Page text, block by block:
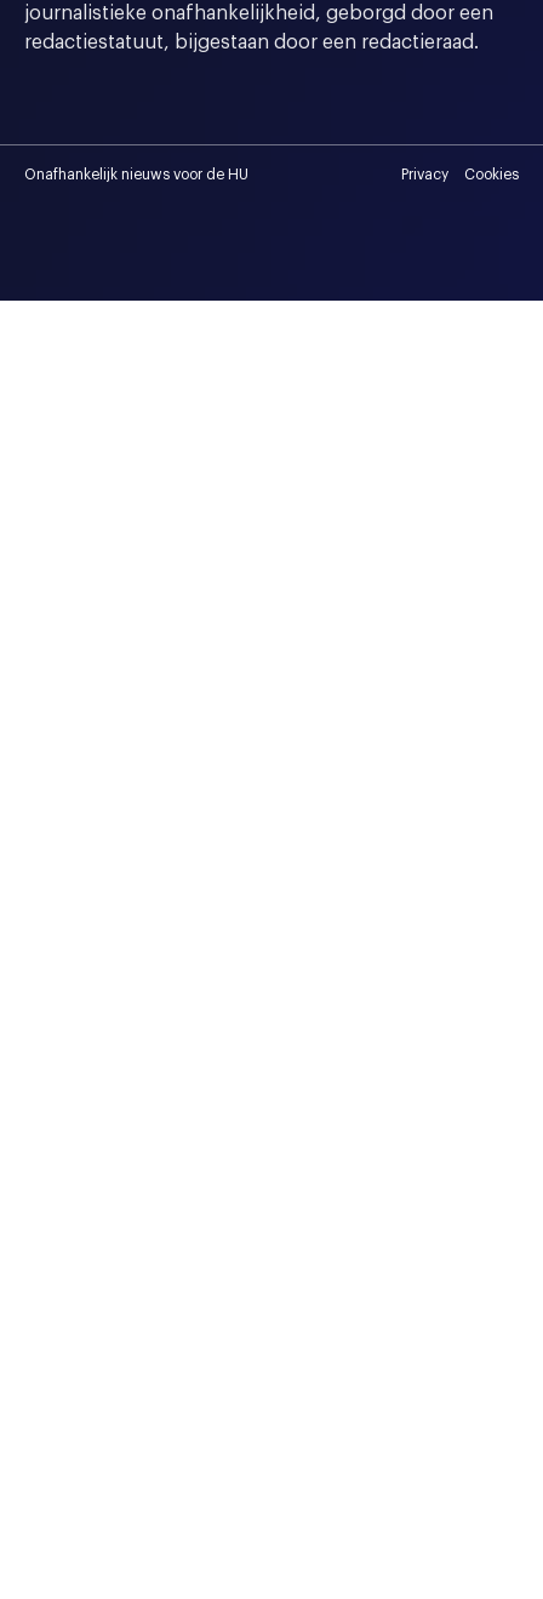
journalistieke onafhankelijkheid, geborgd door een
redactiestatuut, bijgestaan door een redactieraad.
Onafhankelijk nieuws voor de HU Privacy Cookies